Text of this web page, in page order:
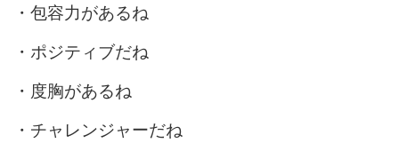
・包容力があるね
・ポジティブだね
・度胸があるね
・チャレンジャーだね